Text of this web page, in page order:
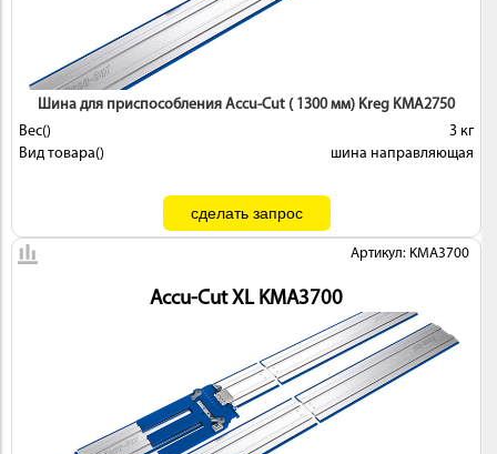
Шина для приспособления Accu-Cut ( 1300 мм) Kreg KMA2750
Вес()
3 кг
Вид товара()
шина направляющая
Артикул: KMA3700
Accu-Cut XL KMA3700